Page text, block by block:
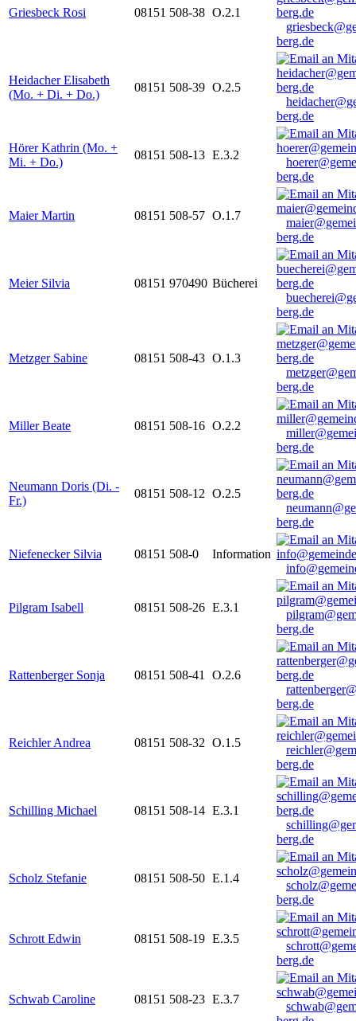
Griesbeck Rosi 08151 508-38 O.2.1
berg.de
Heidacher Elisabeth
(Mo. + Di. + Do.)
08151 508-39 O.2.5
berg.de
Hörer Kathrin (Mo. +
Mi. + Do.)
08151 508-13 E.3.2
berg.de
Maier Martin 08151 508-57 O.1.7
berg.de
Meier Silvia 08151 970490 Bücherei
berg.de
Metzger Sabine 08151 508-43 O.1.3
berg.de
Miller Beate 08151 508-16 O.2.2
berg.de
Neumann Doris (Di. -
Fr.)
08151 508-12 O.2.5
berg.de
Niefenecker Silvia 08151 508-0
Information
Pilgram Isabell 08151 508-26 E.3.1
berg.de
Rattenberger Sonja 08151 508-41
O.2.6
berg.de
Reichler Andrea 08151 508-32 O.1.5
berg.de
Schilling Michael 08151 508-14 E.3.1
berg.de
Scholz Stefanie 08151 508-50 E.1.4
berg.de
Schrott Edwin 08151 508-19 E.3.5
berg.de
Schwab Caroline 08151 508-23 E.3.7